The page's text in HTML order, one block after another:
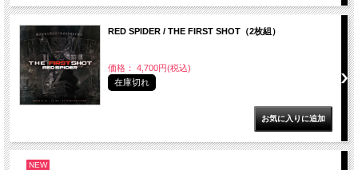
RED SPIDER / THE FIRST SHOT（2枚組）
価格： 4,700円(税込)
在庫切れ
NEW